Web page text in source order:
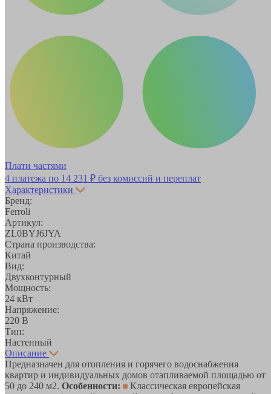
Плати частями
4 платежа по 14 231 ₽ без комиссий и переплат
Характеристики
Бренд:
Ferroli
Артикул:
ZL0BYJ6JYA
Страна производства:
Китай
Вид:
Двухконтурный
Мощность:
24 кВт
Напряжение:
220 В
Тип:
Настенный
Описание
Предназначен для отопления и горячего водоснабжения
квартир и индивидуальных домов отапливаемой площадью от
50 до 240 м2. Особенности:
Классическая европейская